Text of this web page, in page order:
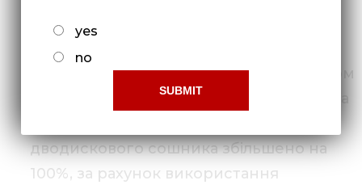
Нова конструкція повідкової системи
CoultSystem, разом з колтерами і тиском
до 205 кг, забезпечують якісний посів за
дводискового сошника збільшено на
100%, за рахунок використання
yes
no